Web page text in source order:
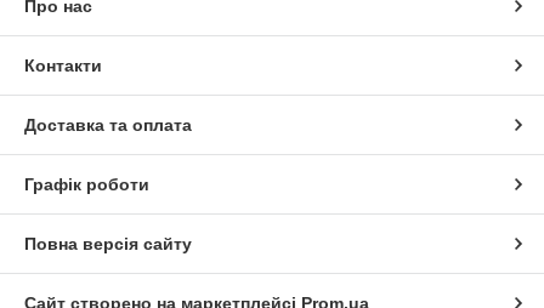
Про нас
Контакти
Доставка та оплата
Графік роботи
Повна версія сайту
Сайт створено на маркетплейсі Prom.ua